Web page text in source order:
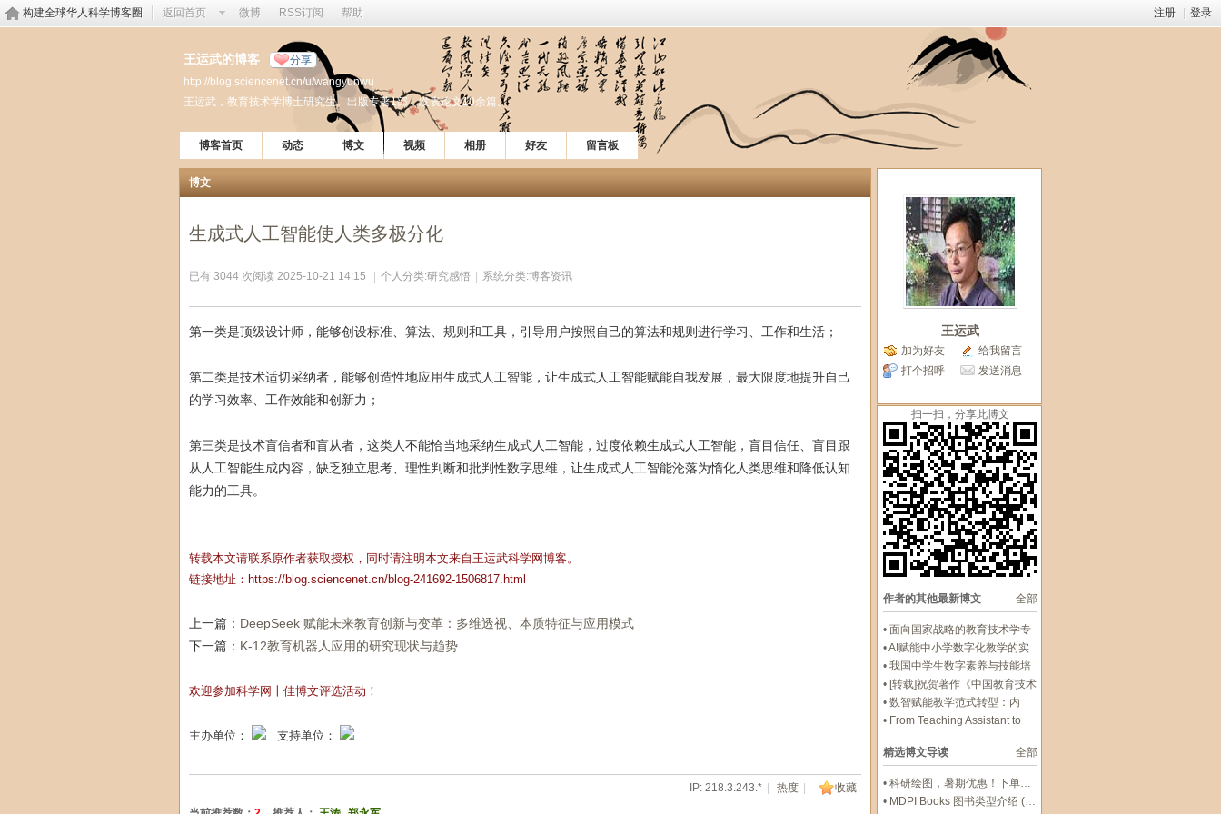
注册 登录
构建全球华人科学博客圈 返回首页 微博 RSS订阅 帮助
王运武的博客 分享
http://blog.sciencenet.cn/u/wangyunwu
王运武，教育技术学博士研究生。出版专著1部，发表论文10余篇。
博客首页 动态 博文 视频 相册 好友 留言板
博文
生成式人工智能使人类多极分化
已有 3044 次阅读 2025-10-21 14:15 个人分类:研究感悟 系统分类:博客资讯
第一类是顶级设计师，能够创设标准、算法、规则和工具，引导用户按照自己的算法和规则进行学习、工作和生活；
第二类是技术适切采纳者，能够创造性地应用生成式人工智能，让生成式人工智能赋能自我发展，最大限度地提升自己
的学习效率、工作效能和创新力；
第三类是技术盲信者和盲从者，这类人不能恰当地采纳生成式人工智能，过度依赖生成式人工智能，盲目信任、盲目跟
从人工智能生成内容，缺乏独立思考、理性判断和批判性数字思维，让生成式人工智能沦落为惰化人类思维和降低认知
能力的工具。
转载本文请联系原作者获取授权，同时请注明本文来自王运武科学网博客。
链接地址： https://blog.sciencenet.cn/blog-241692-1506817.html
上一篇： DeepSeek 赋能未来教育创新与变革：多维透视、本质特征与应用模式
下一篇： K-12教育机器人应用的研究现状与趋势
欢迎参加科学网十佳博文评选活动！
主办单位： 支持单位：
收藏
IP: 218.3.243.* | 热度 |
王运武
加为好友
给我留言
打个招呼
发送消息
扫一扫，分享此博文
全部
作者的其他最新博文
• 面向国家战略的教育技术学专
业调整优化路径
•AI赋能中小学数字化教学的实
践与探索
• 我国中学生数字素养与技能培
养现状和提升路径探究
• [转载]祝贺著作《中国教育技术
产业研究报告（2025）》出版
• 数智赋能教学范式转型：内
涵、类型、动因与趋势
• From Teaching Assistant to
Technology Reshapes the
Paradi
全部
精选博文导读
• 科研绘图，暑期优惠！下单立减500元
• MDPI Books 图书类型介绍 (三)：Edited Book